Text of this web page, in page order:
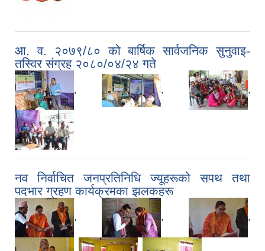
आ. व. २०७९/८० को बार्षिक सार्वजनिक सुनुवाइ-
तस्विर संग्रह २०८०/०४/२४ गते
, , ,
नव निर्वाचित जनप्रतिनिधि ज्यूहरूको सपथ तथा
पदभार ग्रहण कार्यक्रमका झलकहरू
, , ,